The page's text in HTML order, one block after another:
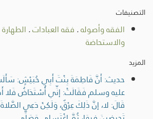
التصنيفات
الفقه وأصوله. فقه العبادات. الطهارة
والاستحاضة
المزيد
حديث: أَنَّ فَاطِمَةَ بِنْتَ أَبِي حُبَيْشٍ:
عليه وسلم فَقَالَتْ: إنِّي أُسْتَحَاضُ فَلا
قَالَ: لا، إنَّ ذَلِكَ عِرْقٌ، وَلَكِنْ دَعِي